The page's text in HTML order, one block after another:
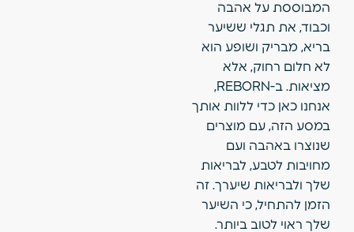
המבוססת על אהבה
וכבוד, את תגלי ששיער
בריא, מבריק ושופע הוא
לא חלום רחוק, אלא
מציאות. ב-REBORN,
אנחנו כאן כדי ללוות אותך
במסע הזה, עם מוצרים
שנוצרו באהבה ועם
מחויבות לטבע, לבריאות
שלך ולבריאות שיערך. זה
הזמן להתחיל, כי השיער
שלך ראוי לטוב ביותר.